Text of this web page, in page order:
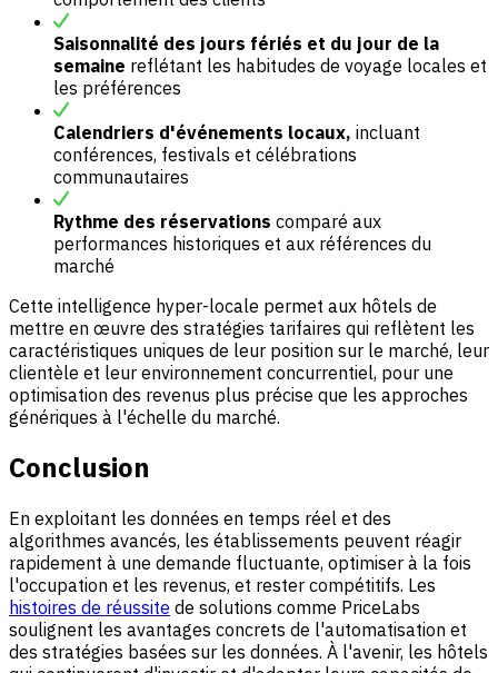
Saisonnalité des jours fériés et du jour de la
semaine reflétant les habitudes de voyage locales et
les préférences
Calendriers d'événements locaux, incluant
conférences, festivals et célébrations
communautaires
Rythme des réservations comparé aux
performances historiques et aux références du
marché
Cette intelligence hyper-locale permet aux hôtels de
mettre en œuvre des stratégies tarifaires qui reflètent les
caractéristiques uniques de leur position sur le marché, leur
clientèle et leur environnement concurrentiel, pour une
optimisation des revenus plus précise que les approches
génériques à l'échelle du marché.
Conclusion
En exploitant les données en temps réel et des
algorithmes avancés, les établissements peuvent réagir
rapidement à une demande fluctuante, optimiser à la fois
l'occupation et les revenus, et rester compétitifs. Les
histoires de réussite de solutions comme PriceLabs
soulignent les avantages concrets de l'automatisation et
des stratégies basées sur les données. À l'avenir, les hôtels